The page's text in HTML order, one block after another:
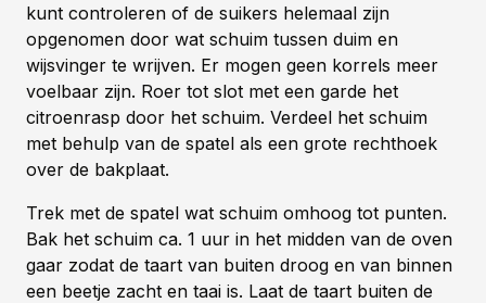
kunt controleren of de suikers helemaal zijn
opgenomen door wat schuim tussen duim en
wijsvinger te wrijven. Er mogen geen korrels meer
voelbaar zijn. Roer tot slot met een garde het
citroenrasp door het schuim. Verdeel het schuim
met behulp van de spatel als een grote rechthoek
over de bakplaat.
Trek met de spatel wat schuim omhoog tot punten.
Bak het schuim ca. 1 uur in het midden van de oven
gaar zodat de taart van buiten droog en van binnen
een beetje zacht en taai is. Laat de taart buiten de